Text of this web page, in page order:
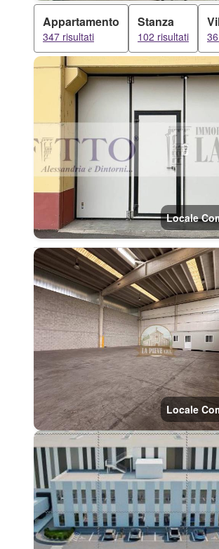
Appartamento
347 risultati
Stanza
102 risultati
Locale
Locale